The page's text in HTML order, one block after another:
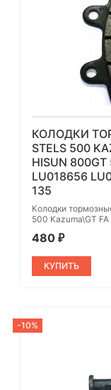
КОЛОДКИ
STELS 500
HISUN
LU018656
135
Колодки
500 Kazuma\GT FA
480 ₽
КУПИТЬ
-10%